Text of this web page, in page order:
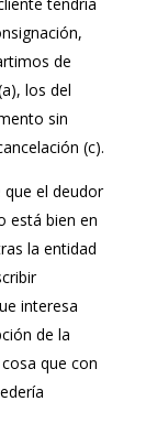
de
los del
sin
(c).
que el deudor
está bien en
la entidad
interesa
de la
que con